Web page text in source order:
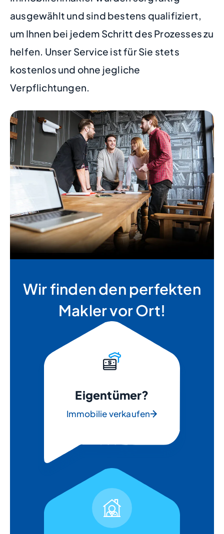
ausgewählt und sind bestens qualifiziert,
um Ihnen bei jedem Schritt des Prozesses zu
helfen. Unser Service ist für Sie stets
kostenlos und ohne jegliche
Verpflichtungen.
Wir finden den perfekten
Makler vor Ort!
Eigentümer?
Immobilie verkaufen